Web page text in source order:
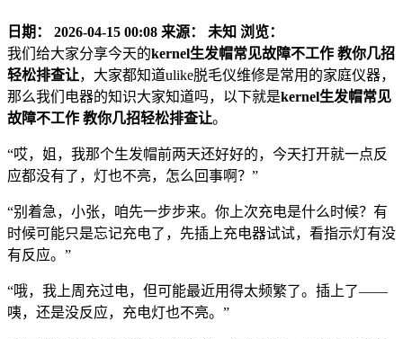
日期： 2026-04-15 00:08 来源： 未知 浏览：
我们给大家分享今天的kernel生发帽常见故障不工作 教你几招
轻松排查让，大家都知道ulike脱毛仪维修是常用的家庭仪器，
那么我们电器的知识大家知道吗，以下就是kernel生发帽常见
故障不工作 教你几招轻松排查让。
“哎，姐，我那个生发帽前两天还好好的，今天打开就一点反
应都没有了，灯也不亮，怎么回事啊？”
“别着急，小张，咱先一步步来。你上次充电是什么时候？有
时候可能只是忘记充电了，先插上充电器试试，看指示灯有没
有反应。”
“哦，我上周充过电，但可能最近用得太频繁了。插上了——
咦，还是没反应，充电灯也不亮。”